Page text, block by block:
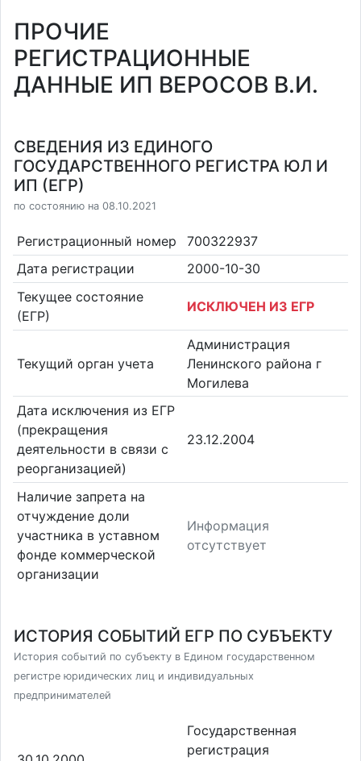
ПРОЧИЕ
РЕГИСТРАЦИОННЫЕ
ДАННЫЕ ИП ВЕРОСОВ В.И.
СВЕДЕНИЯ ИЗ ЕДИНОГО
ГОСУДАРСТВЕННОГО РЕГИСТРА ЮЛ И
ИП (ЕГР)
по состоянию на 08.10.2021
Регистрационный номер
700322937
Дата регистрации
2000-10-30
Текущее состояние
(ЕГР)
ИСКЛЮЧЕН ИЗ ЕГР
Текущий орган учета
Администрация
Ленинского района г
Могилева
Дата исключения из ЕГР
(прекращения
деятельности в связи с
реорганизацией)
23.12.2004
Наличие запрета на
отчуждение доли
участника в уставном
фонде коммерческой
организации
Информация
отсутствует
ИСТОРИЯ СОБЫТИЙ ЕГР ПО СУБЪЕКТУ
История событий по субъекту в Едином государственном
регистре юридических лиц и индивидуальных
предпринимателей
Государственная
регистрация